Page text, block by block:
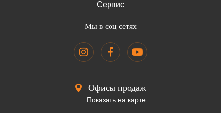
Сервис
Мы в соц сетях
Офисы продаж
Показать на карте